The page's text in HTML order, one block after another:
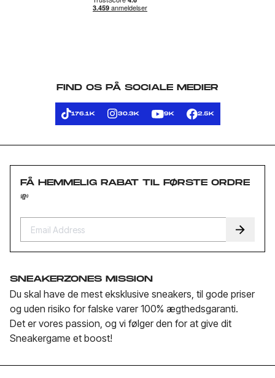
FIND OS PÅ SOCIALE MEDIER
176.1K 30.3K 9K 2.5K
FÅ HEMMELIG RABAT TIL FØRSTE ORDRE
💸
SNEAKERZONES MISSION
Du skal have de mest eksklusive sneakers, til gode priser
og uden risiko for falske varer 100% ægthedsgaranti.
Det er vores passion, og vi følger den for at give dit
Sneakergame et boost!